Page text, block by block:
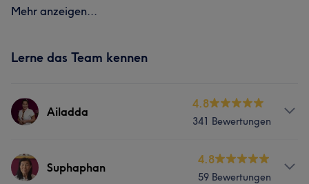
Mehr anzeigen...
Lerne das Team kennen
Ailadda
4.8
341 Bewertungen
Services
Suphaphan
4.8
59 Bewertungen